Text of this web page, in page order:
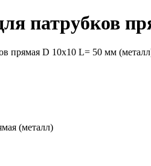
патрубков
(металл)